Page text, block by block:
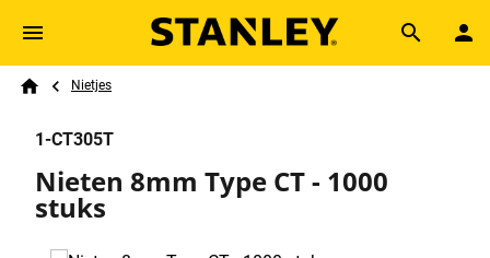
Skip to main content
Search
Breadcrumb
Nietjes
1-CT305T
Nieten 8mm Type CT - 1000
stuks